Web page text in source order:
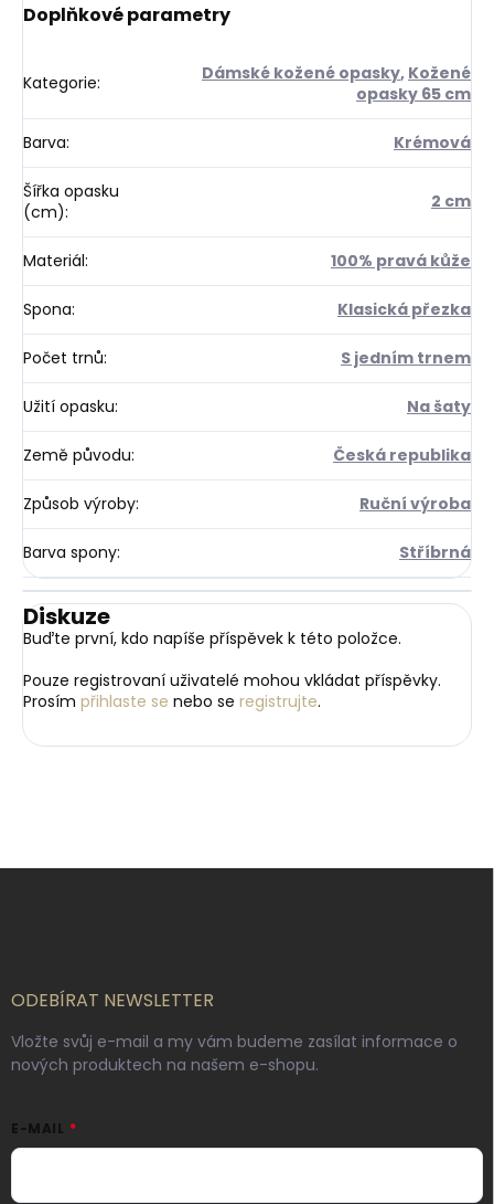
Doplňkové parametry
Kategorie: Dámské kožené opasky, Kožené
opasky 65 cm
Barva: Krémová
Šířka opasku
(cm): 2 cm
Materiál: 100% pravá kůže
Spona: Klasická přezka
Počet trnů: S jedním trnem
Užití opasku: Na šaty
Země původu: Česká republika
Způsob výroby: Ruční výroba
Barva spony: Stříbrná
Diskuze
Buďte první, kdo napíše příspěvek k této položce.
Pouze registrovaní uživatelé mohou vkládat příspěvky.
Prosím přihlaste se nebo se registrujte.
ODEBÍRAT NEWSLETTER
Vložte svůj e-mail a my vám budeme zasílat informace o
nových produktech na našem e-shopu.
E-MAIL